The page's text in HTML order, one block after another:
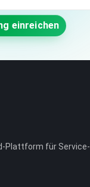
einreichen
Plattform für Service-